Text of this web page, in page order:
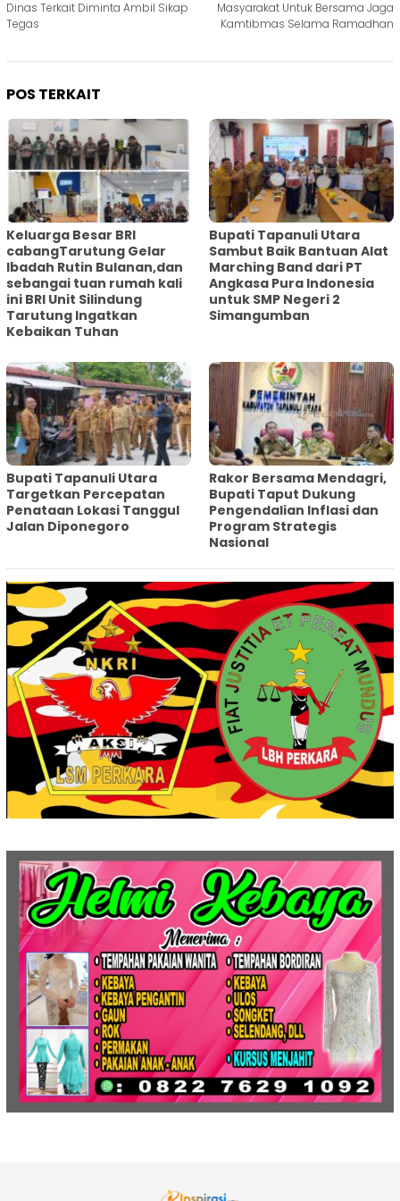
Dinas Terkait Diminta Ambil Sikap
Tegas
Masyarakat Untuk Bersama Jaga
Kamtibmas Selama Ramadhan
POS TERKAIT
Keluarga Besar BRI
cabangTarutung Gelar
Ibadah Rutin Bulanan,dan
sebangai tuan rumah kali
ini BRI Unit Silindung
Tarutung Ingatkan
Kebaikan Tuhan
Bupati Tapanuli Utara
Sambut Baik Bantuan Alat
Marching Band dari PT
Angkasa Pura Indonesia
untuk SMP Negeri 2
Simangumban
‎Bupati Tapanuli Utara
Targetkan Percepatan
Penataan Lokasi Tanggul
Jalan Diponegoro
Rakor Bersama Mendagri,
Bupati Taput Dukung
Pengendalian Inflasi dan
Program Strategis
Nasional‎